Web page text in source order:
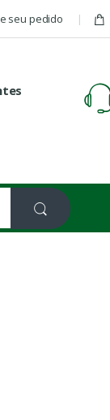
seu pedido